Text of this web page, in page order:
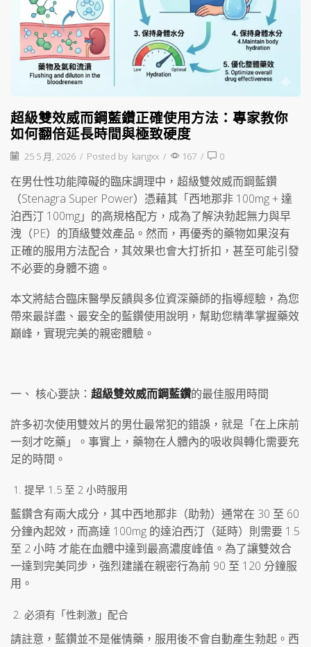
超級雙效威而鋼藍鑽正確使用方法：專家教你
如何翻倍延長時間與極致硬度
25 5 月, 2026 / Posted by kangxx / 167 / 0
在男仕性功能障礙的臨床調理中，超級雙效威而鋼藍鑽
（Stenagra Super Power）憑藉其「西地那非 100mg + 達
泊西汀 100mg」的高規格配方，成為了解決勃起無力與早
洩（PE）的頂級雙效產品。然而，再優秀的藥物如果沒有
正確的服用方法配合，其效果也會大打折扣，甚至可能引發
不必要的身體不適。
本文將結合臨床醫學反饋與多位資深藥師的指導經驗，為您
帶來最詳盡、最安全的藍鑽使用說明，幫助您精準掌握藥效
巔峰，實現完美的親密體驗。
一、 核心要訣： 超級雙效威而鋼藍鑽的最佳服用時間
許多初次使用雙效片的男仕最常犯的錯誤，就是「在上床前
一刻才吃藥」。事實上，藥物在人體內的吸收與轉化需要充
足的時間。
提早 1.5 至 2 小時服用
藍鑽含有兩大成分，其中西地那非（助勃）通常在 30 至 60
分鐘內起效，而高達 100mg 的達泊西汀（延時）則需要 1.5
至 2 小時 才能在血體中達到最高濃度峰值。為了讓雙效合
一達到完美同步，強烈建議在親密行為前 90 至 120 分鐘服
用。
必須有「性刺激」配合
請註意，藍鑽並不是催情藥，服用後不會自動產生勃起。西